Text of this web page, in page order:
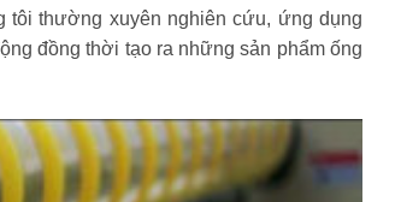
tôi thường xuyên nghiên cứu, ứng dụng
đồng thời tạo ra những sản phẩm ống